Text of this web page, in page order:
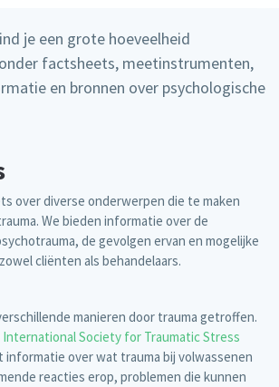
je een grote hoeveelheid
factsheets, meetinstrumenten,
en bronnen over psychologische
over diverse onderwerpen die te maken
We bieden informatie over de
de gevolgen ervan en mogelijke
cliënten als behandelaars.
manieren door trauma getroffen.
Society for Traumatic Stress
informatie over wat trauma bij volwassenen
reacties erop, problemen die kunnen